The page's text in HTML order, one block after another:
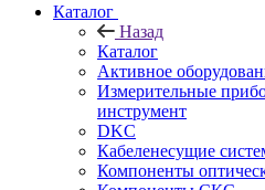
Каталог
Назад
Каталог
Активное
Измерительные
инструмент
DKC
Кабеленесущие
Компоненты